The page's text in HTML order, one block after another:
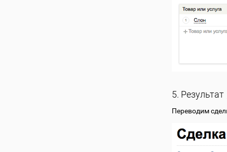
5. Результат
Переводим